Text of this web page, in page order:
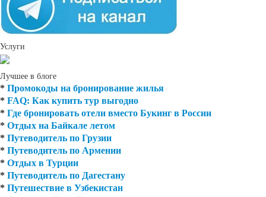
Услуги
Лучшее в блоге
* Промокоды на бронирование жилья
* FAQ: Как купить тур выгодно
* Где бронировать отели вместо Букинг в России
* Отдых на Байкале летом
* Путеводитель по Грузии
* Путеводитель по Армении
* Отдых в Турции
* Путеводитель по Дагестану
* Путешествие в Узбекистан